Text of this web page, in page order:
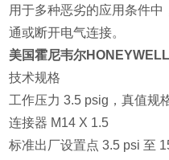
用于多种恶劣的应用条件
通或断开电气连接。
美国霍尼韦尔
技术规格
工作压力 3.5 psig，真值规
连接器 M14 X 1.5
标准出厂设置点 3.5 psi 至